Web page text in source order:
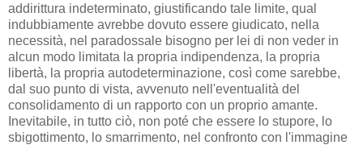
addirittura indeterminato, giustificando tale limite, qual
indubbiamente avrebbe dovuto essere giudicato, nella
necessità, nel paradossale bisogno per lei di non veder in
alcun modo limitata la propria indipendenza, la propria
libertà, la propria autodeterminazione, così come sarebbe,
dal suo punto di vista, avvenuto nell'eventualità del
consolidamento di un rapporto con un proprio amante.
Inevitabile, in tutto ciò, non poté che essere lo stupore, lo
sbigottimento, lo smarrimento, nel confronto con l'immagine